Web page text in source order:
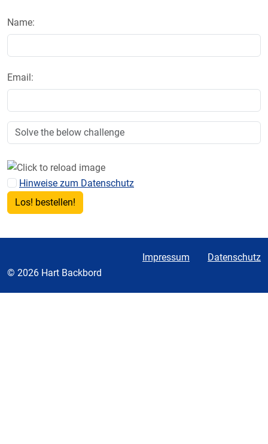
Name:
Email:
Hinweise zum Datenschutz
© 2026 Hart Backbord
Impressum Datenschutz